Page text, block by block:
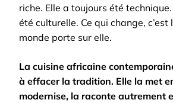
riche. Elle a toujours été
été culturelle. Ce qui change,
monde porte sur elle.
La cuisine africaine
à effacer la tradition. Elle la met
modernise, la raconte autrement